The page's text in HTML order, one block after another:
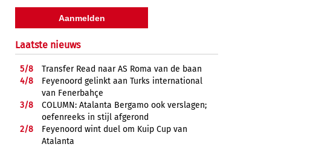
Laatste nieuws
5/8
Transfer Read naar AS Roma van de baan
4/8
Feyenoord gelinkt aan Turks international
van Fenerbahçe
3/8
COLUMN: Atalanta Bergamo ook verslagen;
oefenreeks in stijl afgerond
2/8
Feyenoord wint duel om Kuip Cup van
Atalanta